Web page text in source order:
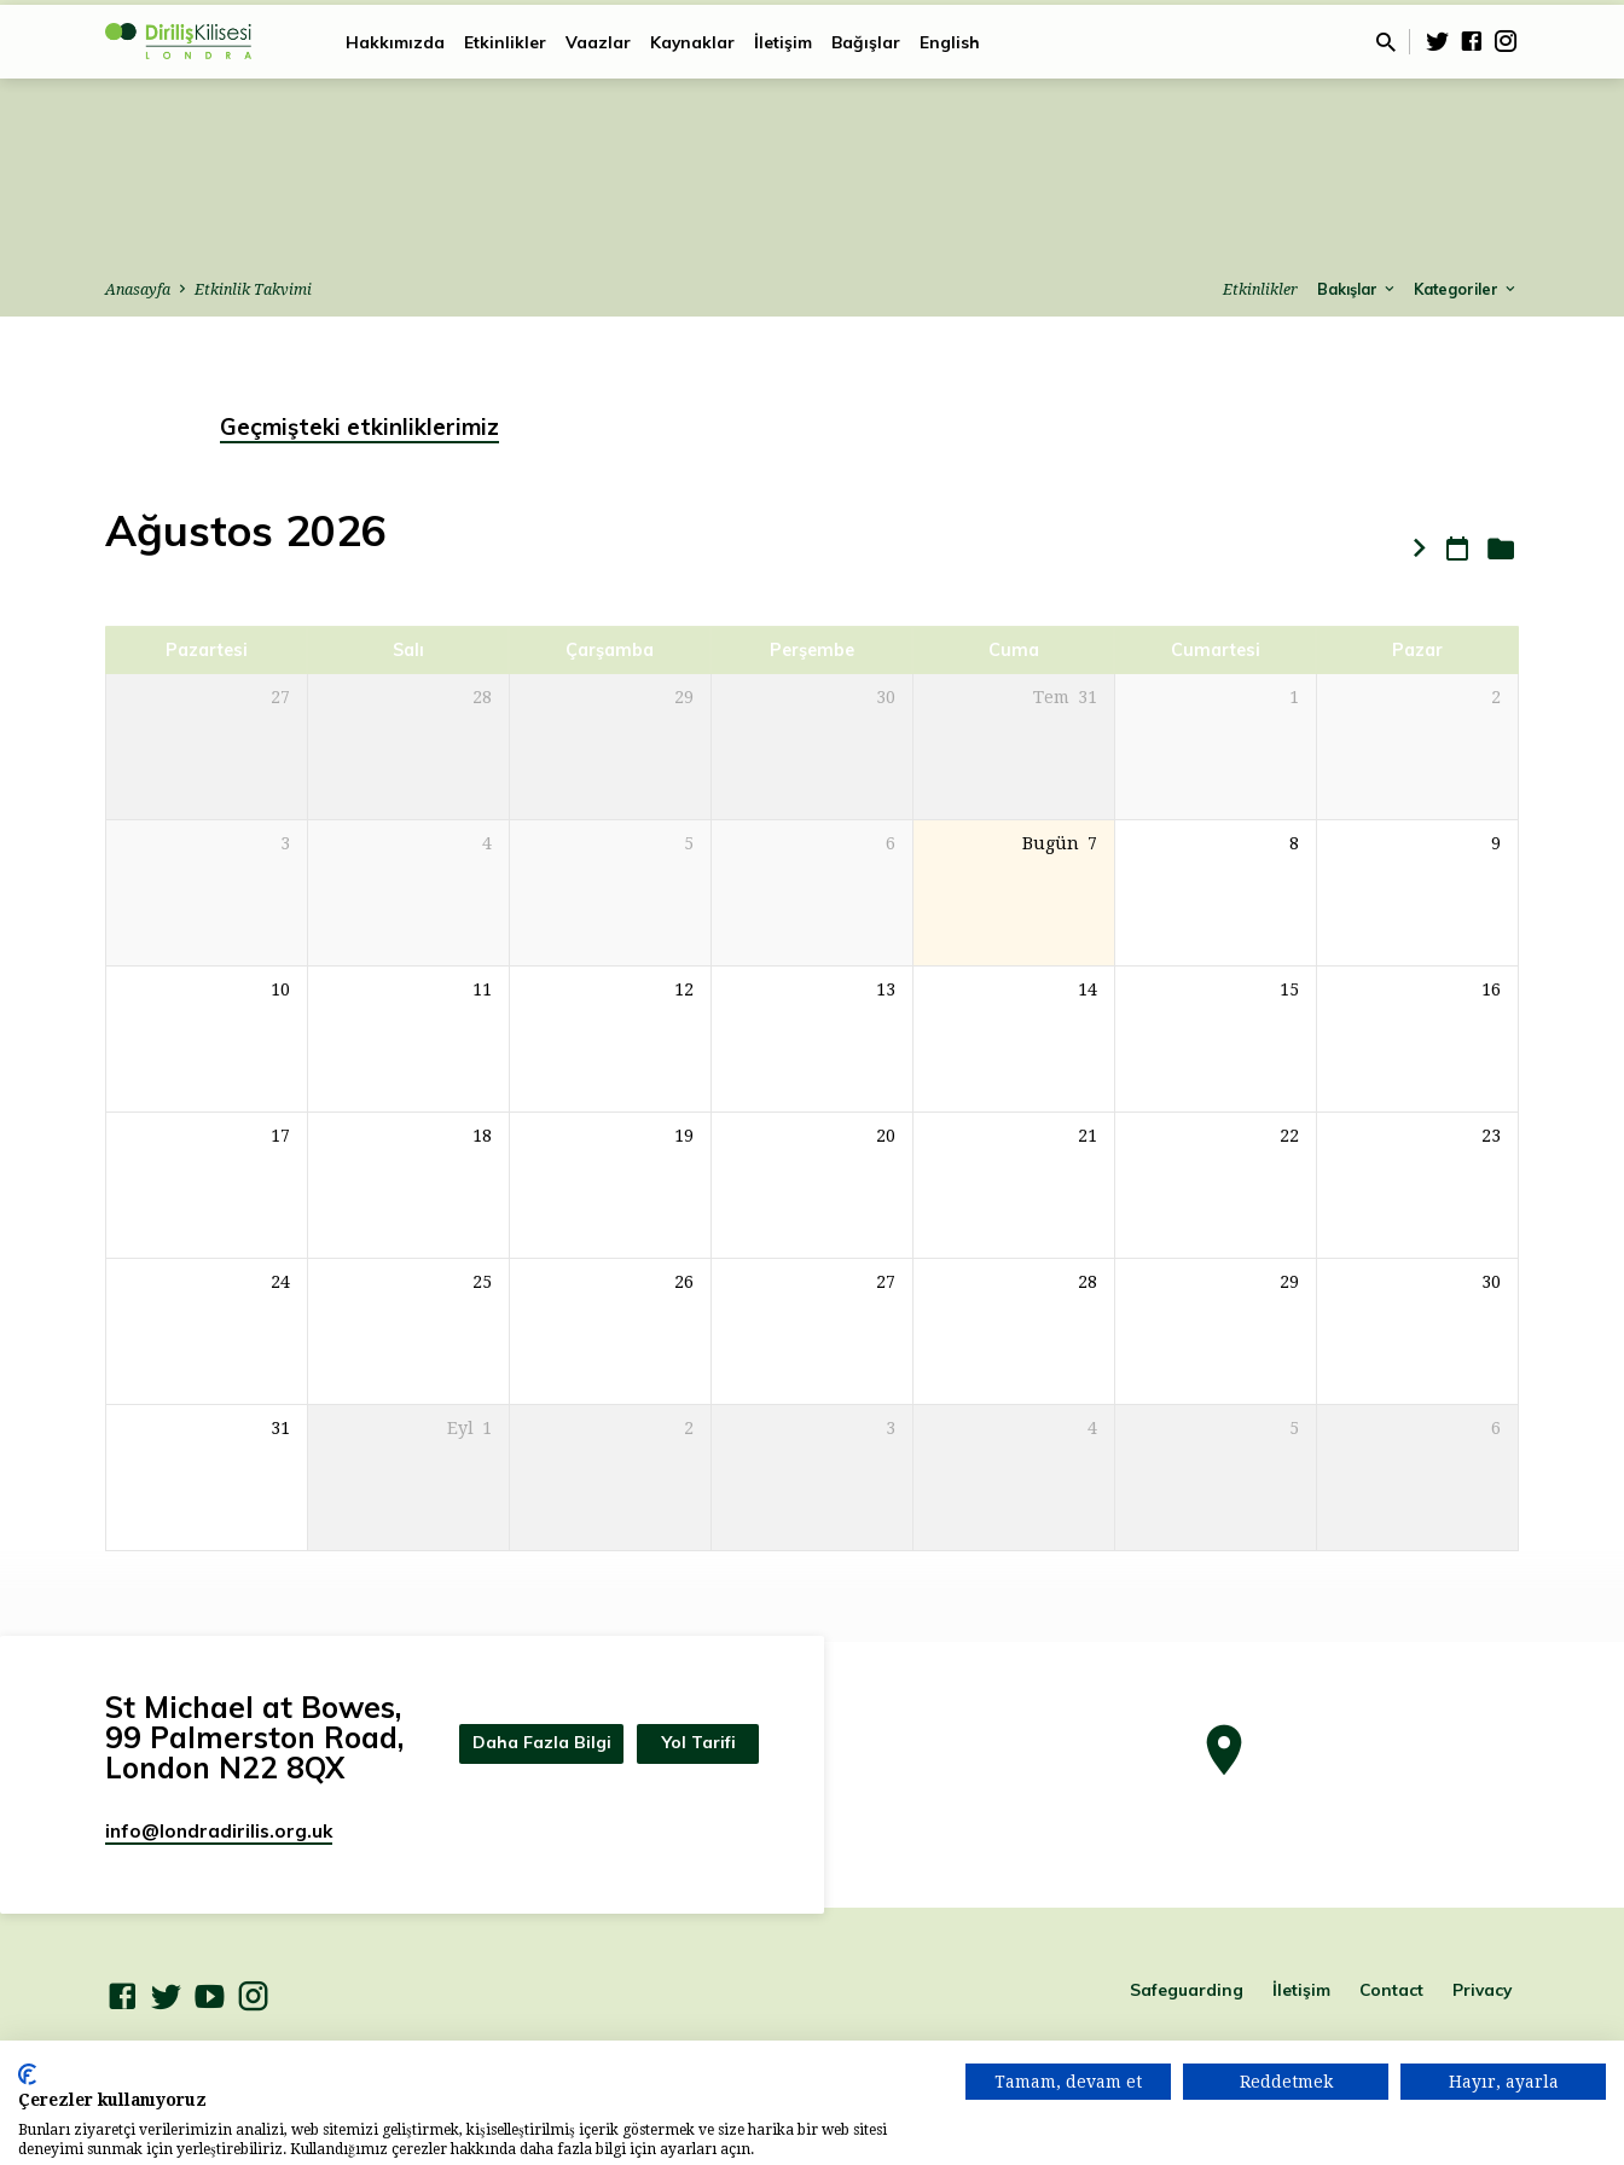
Hakkımızda Etkinlikler Vaazlar Kaynaklar İletişim Bağışlar English
Anasayfa Etkinlik Takvimi Etkinlikler Bakışlar Kategoriler
Takvimi
Geçmişteki etkinliklerimiz
Ağustos 2026
Pazartesi Salı Çarşamba Perşembe Cuma Cumartesi Pazar
27 28 29 30 Tem 31 1 2
3 4 5 6 Bugün 7 8 9
10 11 12 13 14 15 16
17 18 19 20 21 22 23
24 25 26 27 28 29 30
31 Eyl 1 2 3 4 5 6
St Michael at Bowes,
99 Palmerston Road,
London N22 8QX
Daha Fazla Bilgi Yol Tarifi
info​@londradirilis.org.uk
Charity Number:
Powered by
Safeguarding İletişim Contact Privacy
Çerezler kullanıyoruz
Bunları ziyaretçi verilerimizin analizi, web sitemizi geliştirmek, kişiselleştirilmiş içerik göstermek ve size harika bir web sitesi
deneyimi sunmak için yerleştirebiliriz. Kullandığımız çerezler hakkında daha fazla bilgi için ayarları açın.
Tamam, devam et Reddetmek Hayır, ayarla